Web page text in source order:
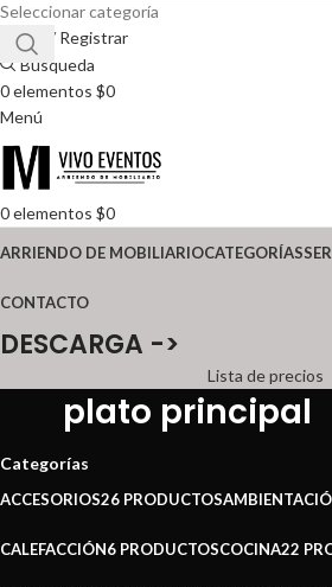
Seleccionar categoría
Entrar / Registrar
Búsqueda
0elementos $0
Menú
0elementos $0
ARRIENDO DE MOBILIARIOCATEGORÍAS
CONTACTO
DESCARGA ->
Lista de precios
plato principal
Categorías
ACCESORIOS26 PRODUCTOS
CALEFACCIÓN6 PRODUCTOSCOCINA22